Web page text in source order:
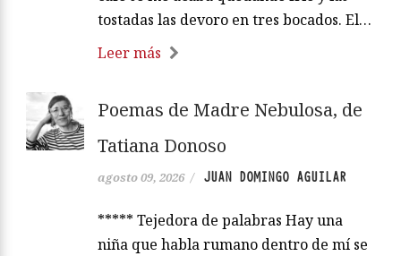
tostadas las devoro en tres bocados. El…
Leer más
Poemas de Madre Nebulosa, de
Tatiana Donoso
agosto 09, 2026 / JUAN DOMINGO AGUILAR
***** Tejedora de palabras Hay una
niña que habla rumano dentro de mí se